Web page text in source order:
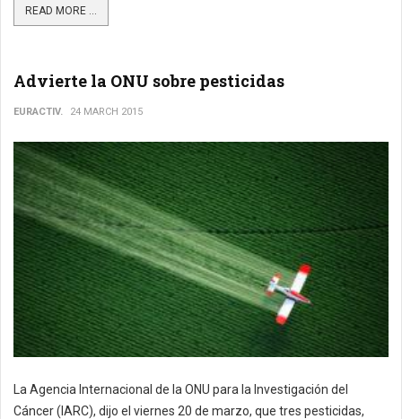
READ MORE ...
Advierte la ONU sobre pesticidas
EURACTIV. 24 MARCH 2015
La Agencia Internacional de la ONU para la Investigación del
Cáncer (IARC), dijo el viernes 20 de marzo, que tres pesticidas,